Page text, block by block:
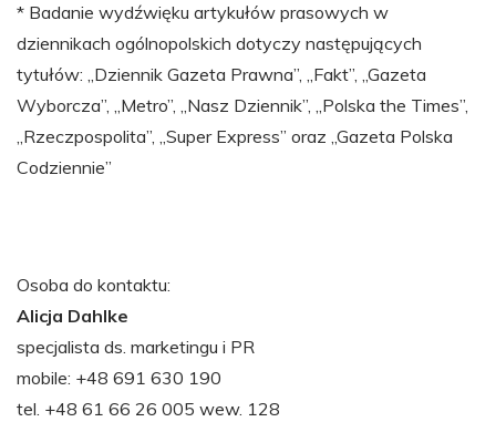
* Badanie wydźwięku artykułów prasowych w
dziennikach ogólnopolskich dotyczy następujących
tytułów: „Dziennik Gazeta Prawna”, „Fakt”, „Gazeta
Wyborcza”, „Metro”, „Nasz Dziennik”, „Polska the Times”,
„Rzeczpospolita”, „Super Express” oraz „Gazeta Polska
Codziennie”
Osoba do kontaktu:
Alicja Dahlke
specjalista ds. marketingu i PR
mobile: +48 691 630 190
tel. +48 61 66 26 005 wew. 128